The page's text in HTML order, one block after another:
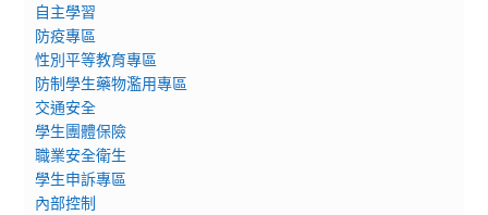
自主學習
防疫專區
性別平等教育專區
防制學生藥物濫用專區
交通安全
學生團體保險
職業安全衛生
學生申訴專區
內部控制